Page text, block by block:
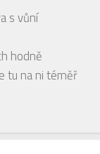
s vůní
hodně
tu na ni téměř